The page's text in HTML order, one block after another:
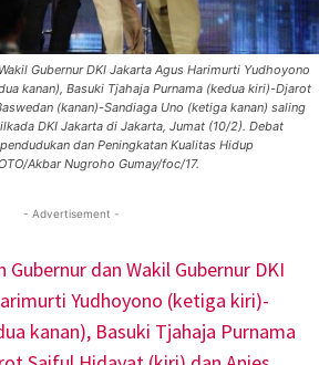
Gubernur DKI Jakarta Agus Harimurti Yudhoyono
kanan), Basuki Tjahaja Purnama (kedua kiri)-Djarot
(kanan)-Sandiaga Uno (ketiga kanan) saling
DKI Jakarta di Jakarta, Jumat (10/2). Debat
dan Peningkatan Kualitas Hidup
Akbar Nugroho Gumay/foc/17.
- Advertisement -